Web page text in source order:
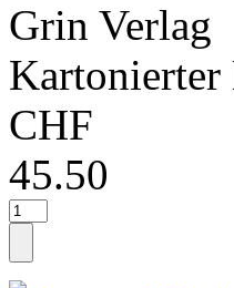
Grin Verlag
CHF
45.50